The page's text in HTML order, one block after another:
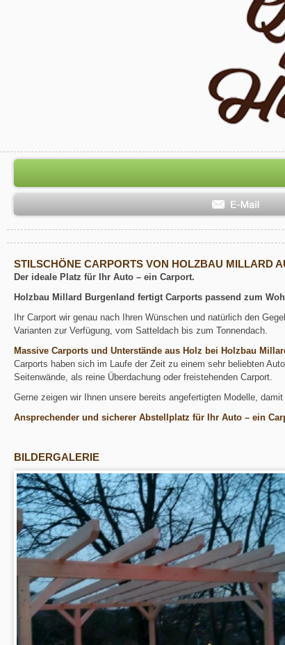
STILSCHÖNE CARPORTS VON HOLZBAU MILLARD
Der ideale Platz für Ihr Auto – ein Carport.
Holzbau Millard Burgenland fertigt Carports passend zum
Ihr Carport wir genau nach Ihren Wünschen und natürlich den
Varianten zur Verfügung, vom Satteldach bis zum Tonnendach.
Massive Carports und Unterstände aus Holz bei Holzbau
Carports haben sich im Laufe der Zeit zu einem sehr beliebten
Seitenwände, als reine Überdachung oder freistehenden Carport.
Gerne zeigen wir Ihnen unsere bereits angefertigten Modelle,
Ansprechender und sicherer Abstellplatz für Ihr Auto – ein
BILDERGALERIE